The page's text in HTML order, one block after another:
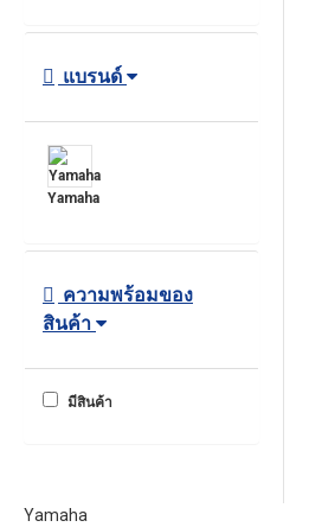
แบรนด์
Yamaha
ความพร้อมของ
สินค้า
มีสินค้า
Yamaha